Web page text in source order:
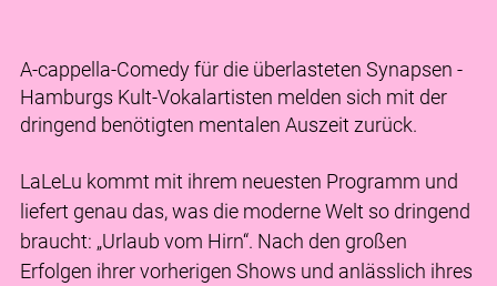
A-cappella-Comedy für die überlasteten Synapsen -
Hamburgs Kult-Vokalartisten melden sich mit der
dringend benötigten mentalen Auszeit zurück.
LaLeLu kommt mit ihrem neuesten Programm und
liefert genau das, was die moderne Welt so dringend
braucht: „Urlaub vom Hirn“. Nach den großen
Erfolgen ihrer vorherigen Shows und anlässlich ihres